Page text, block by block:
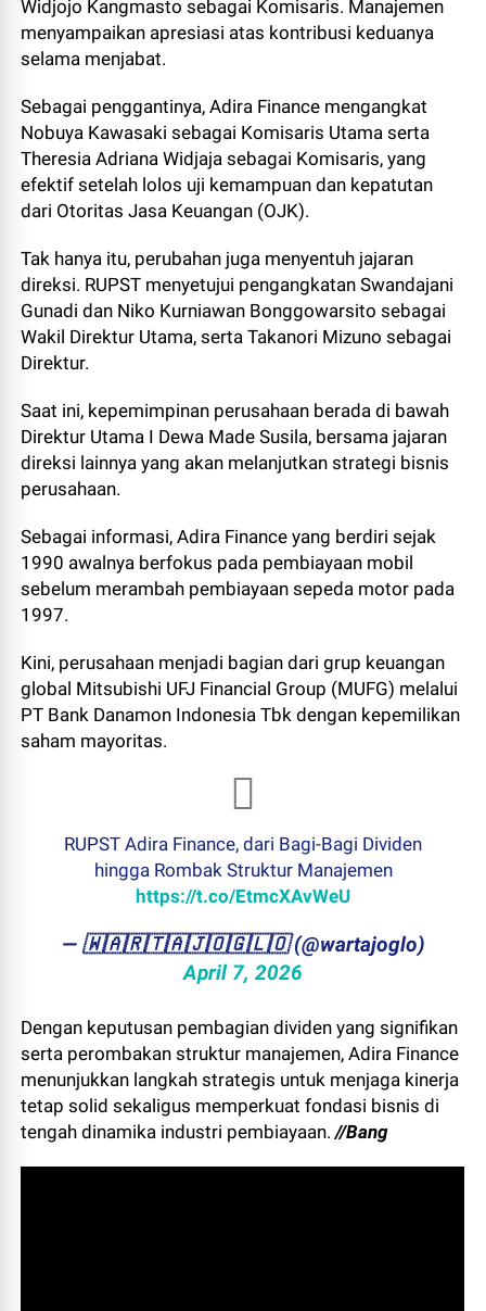
Widjojo Kangmasto sebagai Komisaris. Manajemen
menyampaikan apresiasi atas kontribusi keduanya
selama menjabat.
Sebagai penggantinya, Adira Finance mengangkat
Nobuya Kawasaki sebagai Komisaris Utama serta
Theresia Adriana Widjaja sebagai Komisaris, yang
efektif setelah lolos uji kemampuan dan kepatutan
dari Otoritas Jasa Keuangan (OJK).
Tak hanya itu, perubahan juga menyentuh jajaran
direksi. RUPST menyetujui pengangkatan Swandajani
Gunadi dan Niko Kurniawan Bonggowarsito sebagai
Wakil Direktur Utama, serta Takanori Mizuno sebagai
Direktur.
Saat ini, kepemimpinan perusahaan berada di bawah
Direktur Utama I Dewa Made Susila, bersama jajaran
direksi lainnya yang akan melanjutkan strategi bisnis
perusahaan.
Sebagai informasi, Adira Finance yang berdiri sejak
1990 awalnya berfokus pada pembiayaan mobil
sebelum merambah pembiayaan sepeda motor pada
1997.
Kini, perusahaan menjadi bagian dari grup keuangan
global Mitsubishi UFJ Financial Group (MUFG) melalui
PT Bank Danamon Indonesia Tbk dengan kepemilikan
saham mayoritas.
RUPST Adira Finance, dari Bagi-Bagi Dividen
hingga Rombak Struktur Manajemen
https://t.co/EtmcXAvWeU
— ​🇼​​🇦​​🇷​​🇹​​🇦​​🇯​​🇴​​🇬​​🇱​​🇴 (@wartajoglo)
April 7, 2026
Dengan keputusan pembagian dividen yang signifikan
serta perombakan struktur manajemen, Adira Finance
menunjukkan langkah strategis untuk menjaga kinerja
tetap solid sekaligus memperkuat fondasi bisnis di
tengah dinamika industri pembiayaan.//Bang